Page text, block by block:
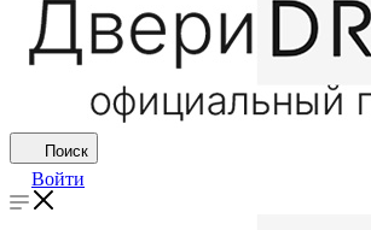
Поиск
Войти